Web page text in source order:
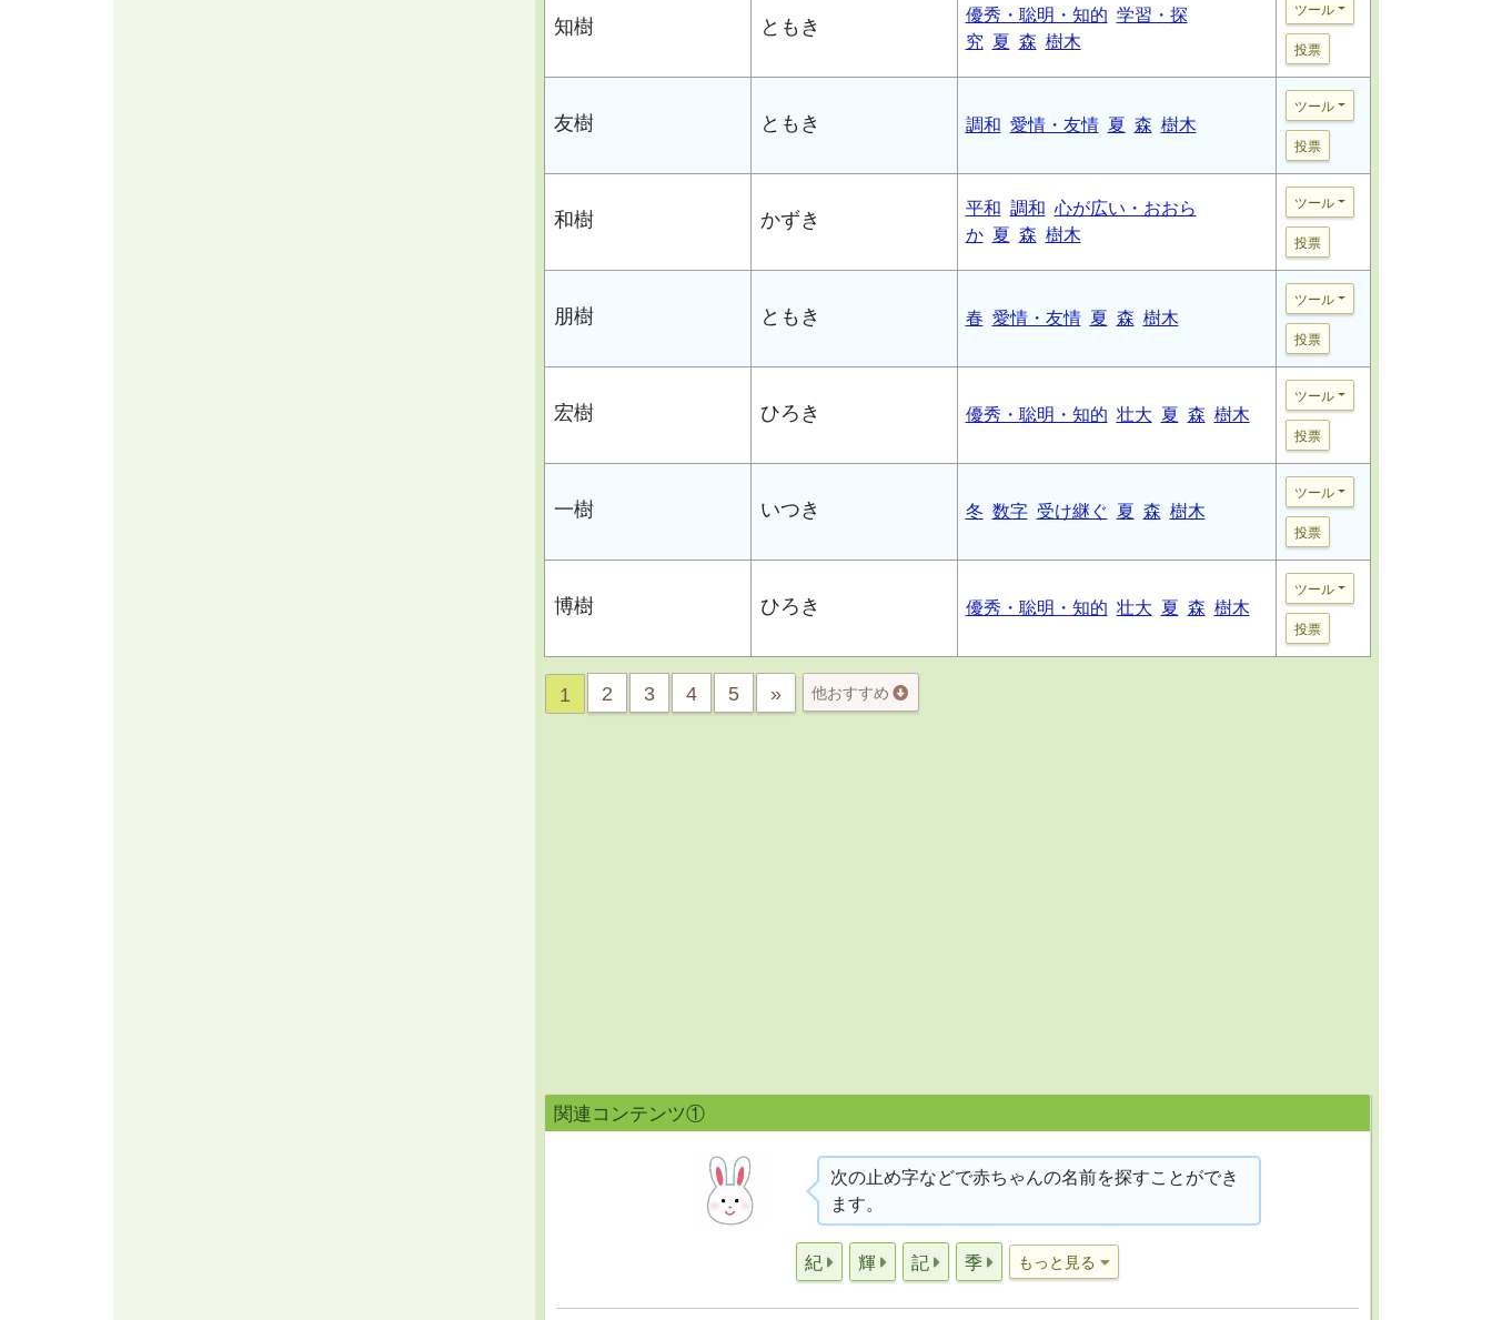
知樹 ともき
優秀・聡明・知的 学習・探
究 夏 森 樹木
ツール
投票
友樹 ともき 調和 愛情・友情 夏 森 樹木
ツール
投票
和樹 かずき
平和 調和 心が広い・おおら
か 夏 森 樹木
ツール
投票
朋樹 ともき 春 愛情・友情 夏 森 樹木
ツール
投票
宏樹 ひろき 優秀・聡明・知的 壮大 夏 森 樹木
ツール
投票
一樹 いつき 冬 数字 受け継ぐ 夏 森 樹木
ツール
投票
博樹 ひろき 優秀・聡明・知的 壮大 夏 森 樹木
ツール
投票
1 2 3 4 5 » 他おすすめ
関連コンテンツ①
次の止め字などで赤ちゃんの名前を探すことができ
ます。
紀 輝 記 季 もっと見る